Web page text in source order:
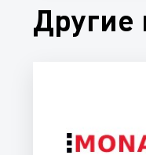
Другие